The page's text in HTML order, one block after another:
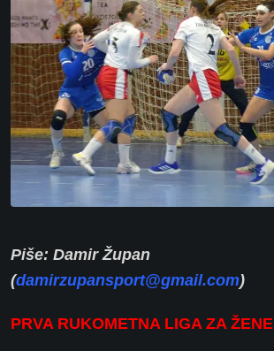
Piše: Damir Župan
(damirzupansport@gmail.com)
PRVA RUKOMETNA LIGA ZA ŽENE